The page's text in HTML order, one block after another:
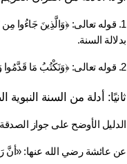
بدلالة السنة.
2. قوله تعالى: ﴿وَنَكْتُبُ مَا قَدَّمُوا وَآثَارَهُمْ﴾ (يس: 12) ، قال العلماء: من آثارهم الصدقات الجارية التي يفعلها غيرهم عنهم فيبقى أثر نفعها.
ثانيًا: أدلة من السنة النبوية
الدليل الأوضح على جواز
عن عائشة رضي الله عنها: «أنَّ